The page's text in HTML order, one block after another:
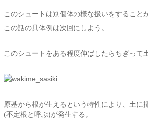
このシュートは別個体の様な扱いをすること
この話の具体例は次回にしよう。
このシュートをある程度伸ばしたらちぎって
原基から根が生えるという特性により、土に
(不定根と呼ぶ)が発生する。